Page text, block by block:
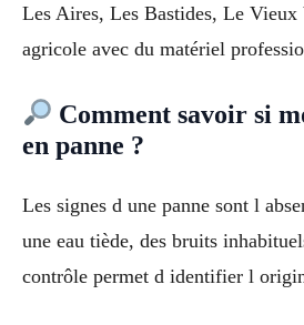
Les Aires, Les Bastides, Le Vieux
agricole avec du matériel
Comment savoir si
en panne ?
Les signes d une panne sont l
une eau tiède, des bruits
contrôle permet d identifier l